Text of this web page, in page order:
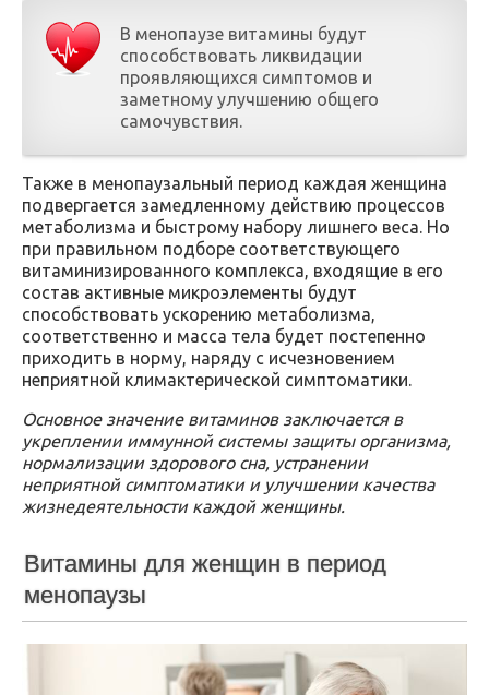
В менопаузе витамины будут
способствовать ликвидации
проявляющихся симптомов и
заметному улучшению общего
самочувствия.
Также в менопаузальный период каждая женщина
подвергается замедленному действию процессов
метаболизма и быстрому набору лишнего веса. Но
при правильном подборе соответствующего
витаминизированного комплекса, входящие в его
состав активные микроэлементы будут
способствовать ускорению метаболизма,
соответственно и масса тела будет постепенно
приходить в норму, наряду с исчезновением
неприятной климактерической симптоматики.
Основное значение витаминов заключается в
укреплении иммунной системы защиты организма,
нормализации здорового сна, устранении
неприятной симптоматики и улучшении качества
жизнедеятельности каждой женщины.
Витамины для женщин в период
менопаузы